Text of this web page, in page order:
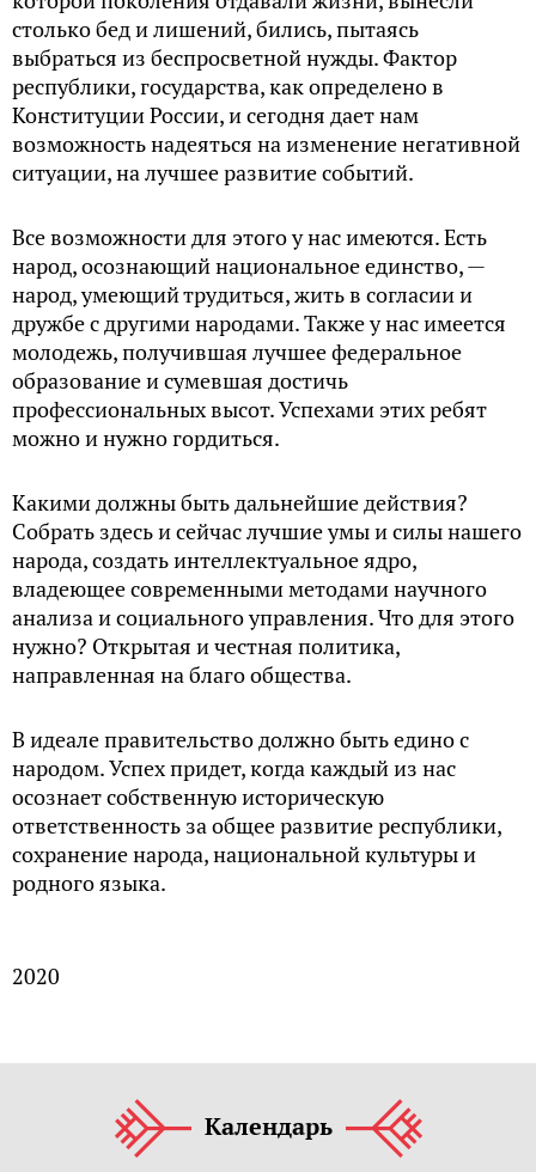
столько бед и лишений, бились, пытаясь
выбраться из беспросветной нужды. Фактор
республики, государства, как определено в
Конституции России, и сегодня дает нам
возможность надеяться на изменение негативной
ситуации, на лучшее развитие событий.
Все возможности для этого у нас имеются. Есть
народ, осознающий национальное единство, —
народ, умеющий трудиться, жить в согласии и
дружбе с другими народами. Также у нас имеется
молодежь, получившая лучшее федеральное
образование и сумевшая достичь
профессиональных высот. Успехами этих ребят
можно и нужно гордиться.
Какими должны быть дальнейшие действия?
Собрать здесь и сейчас лучшие умы и силы нашего
народа, создать интеллектуальное ядро,
владеющее современными методами научного
анализа и социального управления. Что для этого
нужно? Открытая и честная политика,
направленная на благо общества.
В идеале правительство должно быть едино с
народом. Успех придет, когда каждый из нас
осознает собственную историческую
ответственность за общее развитие республики,
сохранение народа, национальной культуры и
родного языка.
2020
Календарь